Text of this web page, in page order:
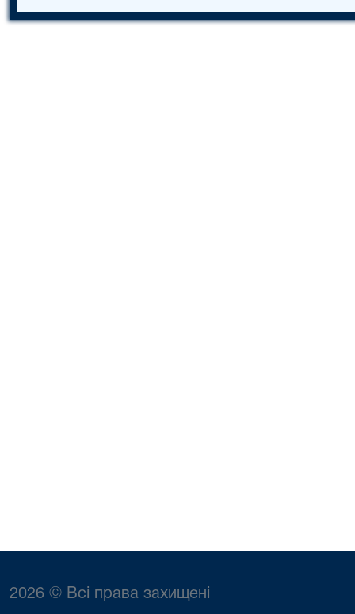
2026 © Всі права захищені